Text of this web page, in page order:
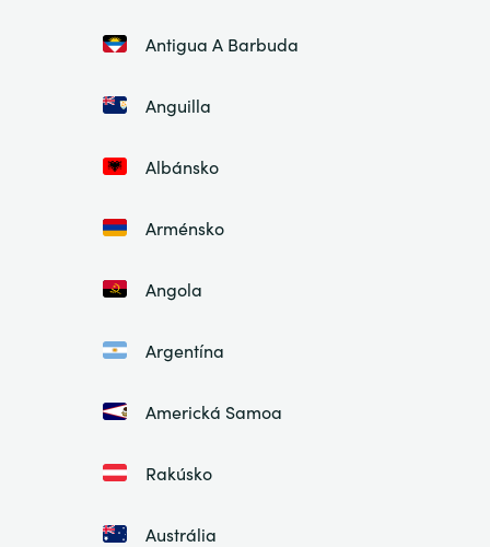
Antigua A Barbuda
Anguilla
Albánsko
Arménsko
Angola
Argentína
Americká Samoa
Rakúsko
Austrália